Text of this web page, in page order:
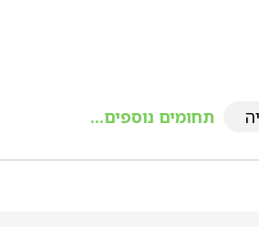
תחומים נוספים...